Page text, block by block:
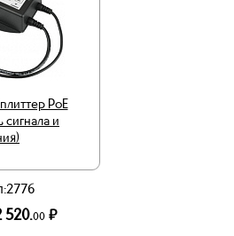
PoE
сигнала и
520.00 р.